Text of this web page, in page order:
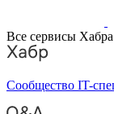
Все сервисы Хабра
Сообщество IT-